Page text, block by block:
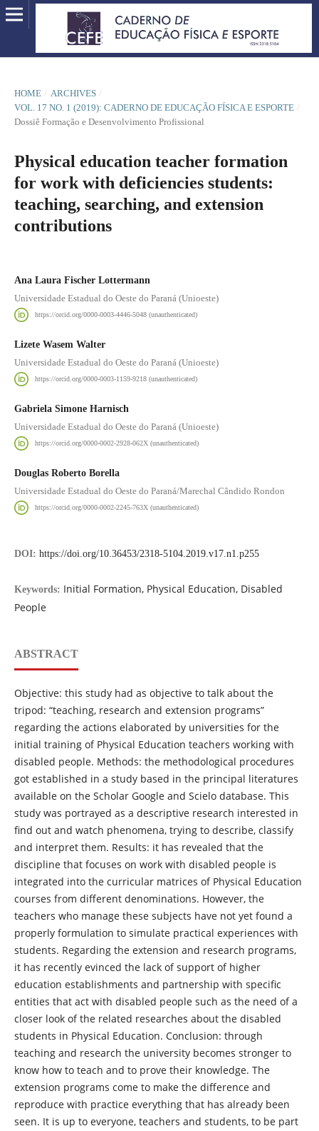
HOME / ARCHIVES /
VOL. 17 NO. 1 (2019): CADERNO DE EDUCAÇÃO FÍSICA E ESPORTE /
Dossiê Formação e Desenvolvimento Profissional
Physical education teacher formation
for work with deficiencies students:
teaching, searching, and extension
contributions
Ana Laura Fischer Lottermann
Universidade Estadual do Oeste do Paraná (Unioeste)
https://orcid.org/0000-0003-4446-5048 (unauthenticated)
Lizete Wasem Walter
Universidade Estadual do Oeste do Paraná (Unioeste)
https://orcid.org/0000-0003-1159-9218 (unauthenticated)
Gabriela Simone Harnisch
Universidade Estadual do Oeste do Paraná (Unioeste)
https://orcid.org/0000-0002-2928-062X (unauthenticated)
Douglas Roberto Borella
Universidade Estadual do Oeste do Paraná/Marechal Cândido Rondon
https://orcid.org/0000-0002-2245-763X (unauthenticated)
DOI: https://doi.org/10.36453/2318-5104.2019.v17.n1.p255
Keywords: Initial Formation, Physical Education, Disabled
People
ABSTRACT
Objective: this study had as objective to talk about the
tripod: “teaching, research and extension programs”
regarding the actions elaborated by universities for the
initial training of Physical Education teachers working with
disabled people. Methods: the methodological procedures
got established in a study based in the principal literatures
available on the Scholar Google and Scielo database. This
study was portrayed as a descriptive research interested in
find out and watch phenomena, trying to describe, classify
and interpret them. Results: it has revealed that the
discipline that focuses on work with disabled people is
integrated into the curricular matrices of Physical Education
courses from different denominations. However, the
teachers who manage these subjects have not yet found a
properly formulation to simulate practical experiences with
students. Regarding the extension and research programs,
it has recently evinced the lack of support of higher
education establishments and partnership with specific
entities that act with disabled people such as the need of a
closer look of the related researches about the disabled
students in Physical Education. Conclusion: through
teaching and research the university becomes stronger to
know how to teach and to prove their knowledge. The
extension programs come to make the difference and
reproduce with practice everything that has already been
seen. It is up to everyone, teachers and students, to be part